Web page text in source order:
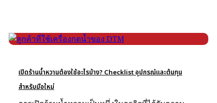
เปิดร้านน้ำหวานต้องใช้อะไรบ้าง? Checklist อุปกรณ์และต้นทุน
สำหรับมือใหม่